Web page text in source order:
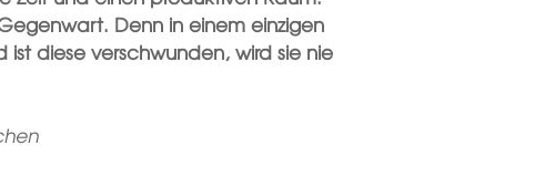
Denn in einem einzigen
ist diese verschwunden, wird sie nie